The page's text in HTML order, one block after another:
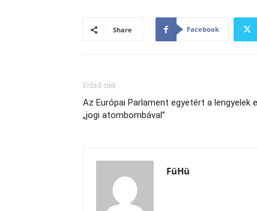
Share Facebook
Előző cikk
Az Európai Parlament egyetért a lengyelek
„jogi atombombával”
FüHü